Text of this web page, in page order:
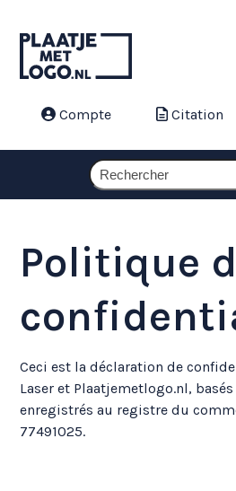
content
Compte Citation
Rechercher
Politique
Ceci est la déclaration de
Laser et Plaatjemetlogo.nl,
enregistrés au registre du
77491025.